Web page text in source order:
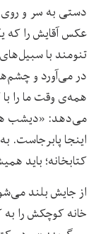
دستی به سر و روی
عکس آقایش را که
تنومند با
در می‌آورد و
همه‌ی وقت ما را
می‌دهد: «دیشب هم
اینجا پابرجاست.
کتابخانه؛ باید
از جایش بلند
خانه کوچکش را به